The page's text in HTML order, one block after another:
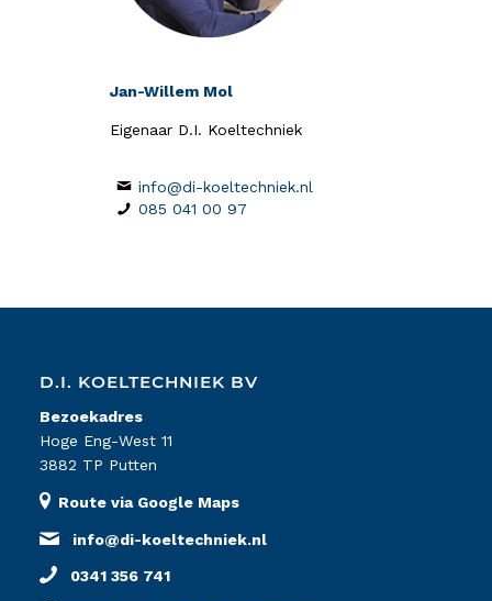
Jan-Willem Mol
Eigenaar D.I. Koeltechniek
info@di-koeltechniek.nl
085 041 00 97
D.I. KOELTECHNIEK BV
Bezoekadres
Hoge Eng-West 11
3882 TP Putten
Route via Google Maps
info@di-koeltechniek.nl
0341 356 741